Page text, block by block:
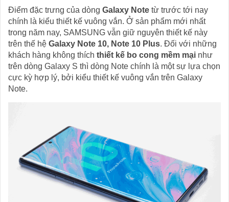
Điểm đặc trưng của dòng Galaxy Note từ trước tới nay
chính là kiểu thiết kế vuông vắn. Ở sản phẩm mới nhất
trong năm nay, SAMSUNG vẫn giữ nguyên thiết kế này
trên thế hệ Galaxy Note 10, Note 10 Plus. Đối với những
khách hàng không thích thiết kế bo cong mềm mại như
trên dòng Galaxy S thì dòng Note chính là một sự lựa chọn
cực kỳ hợp lý, bởi kiểu thiết kế vuông vắn trên Galaxy
Note.